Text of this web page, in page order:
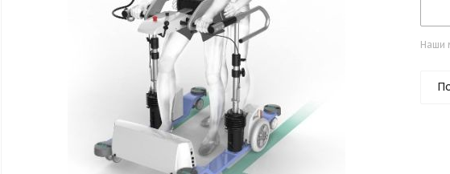
Наши